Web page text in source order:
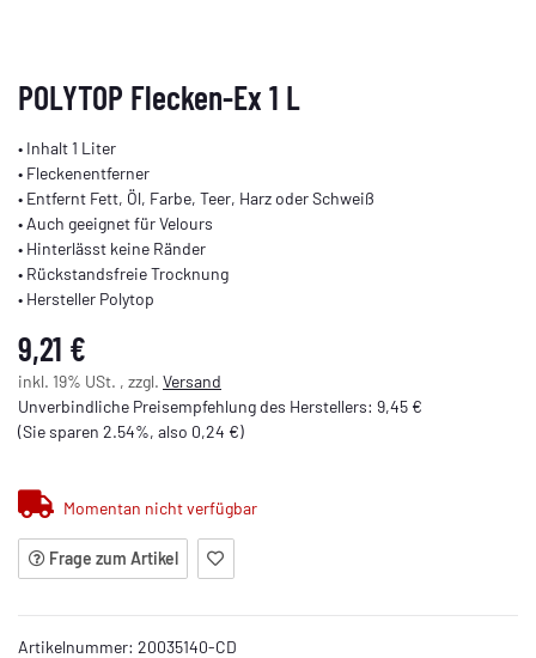
POLYTOP Flecken-Ex 1 L
• Inhalt 1 Liter
• Fleckenentferner
• Entfernt Fett, Öl, Farbe, Teer, Harz oder Schweiß
• Auch geeignet für Velours
• Hinterlässt keine Ränder
• Rückstandsfreie Trocknung
• Hersteller Polytop
9,21 €
inkl. 19% USt. , zzgl. Versand
Unverbindliche Preisempfehlung des Herstellers: 9,45 €
(Sie sparen 2.54%, also 0,24 €)
Momentan nicht verfügbar
Frage zum Artikel
Artikelnummer: 20035140-CD